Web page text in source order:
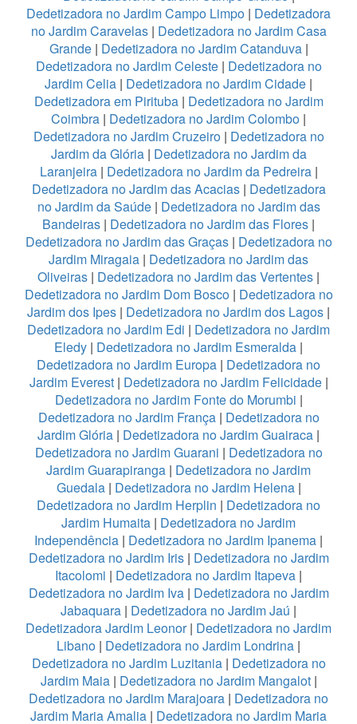
Dedetizadora no Jardim Campo Limpo | Dedetizadora
no Jardim Caravelas| Dedetizadora no Jardim Casa
Grande| Dedetizadora no Jardim Catanduva|
Dedetizadora no Jardim Celeste| Dedetizadora no
Jardim Celia | Dedetizadora no Jardim Cidade |
Dedetizadora em Pirituba| Dedetizadora no Jardim
Coimbra | Dedetizadora no Jardim Colombo |
Dedetizadora no Jardim Cruzeiro| Dedetizadora no
Jardim da Glória| Dedetizadora no Jardim da
Laranjeira| Dedetizadora no Jardim da Pedreira|
Dedetizadora no Jardim das Acacias| Dedetizadora
no Jardim da Saúde| Dedetizadora no Jardim das
Bandeiras | Dedetizadora no Jardim das Flores |
Dedetizadora no Jardim das Graças| Dedetizadora no
Jardim Miragaia | Dedetizadora no Jardim das
Oliveiras | Dedetizadora no Jardim das Vertentes |
Dedetizadora no Jardim Dom Bosco| Dedetizadora no
Jardim dos Ipes | Dedetizadora no Jardim dos Lagos |
Dedetizadora no Jardim Edi | Dedetizadora no Jardim
Eledy | Dedetizadora no Jardim Esmeralda |
Dedetizadora no Jardim Europa | Dedetizadora no
Jardim Everest| Dedetizadora no Jardim Felicidade|
Dedetizadora no Jardim Fonte do Morumbi |
Dedetizadora no Jardim França| Dedetizadora no
Jardim Glória | Dedetizadora no Jardim Guairaca |
Dedetizadora no Jardim Guarani | Dedetizadora no
Jardim Guarapiranga | Dedetizadora no Jardim
Guedala| Dedetizadora no Jardim Helena|
Dedetizadora no Jardim Herplin | Dedetizadora no
Jardim Humaita | Dedetizadora no Jardim
Independência | Dedetizadora no Jardim Ipanema |
Dedetizadora no Jardim Iris| Dedetizadora no Jardim
Itacolomi | Dedetizadora no Jardim Itapeva |
Dedetizadora no Jardim Iva| Dedetizadora no Jardim
Jabaquara | Dedetizadora no Jardim Jaú |
Dedetizadora Jardim Leonor| Dedetizadora no Jardim
Libano | Dedetizadora no Jardim Londrina |
Dedetizadora no Jardim Luzitania| Dedetizadora no
Jardim Maia| Dedetizadora no Jardim Mangalot|
Dedetizadora no Jardim Marajoara | Dedetizadora no
Jardim Maria Amalia | Dedetizadora no Jardim Maria